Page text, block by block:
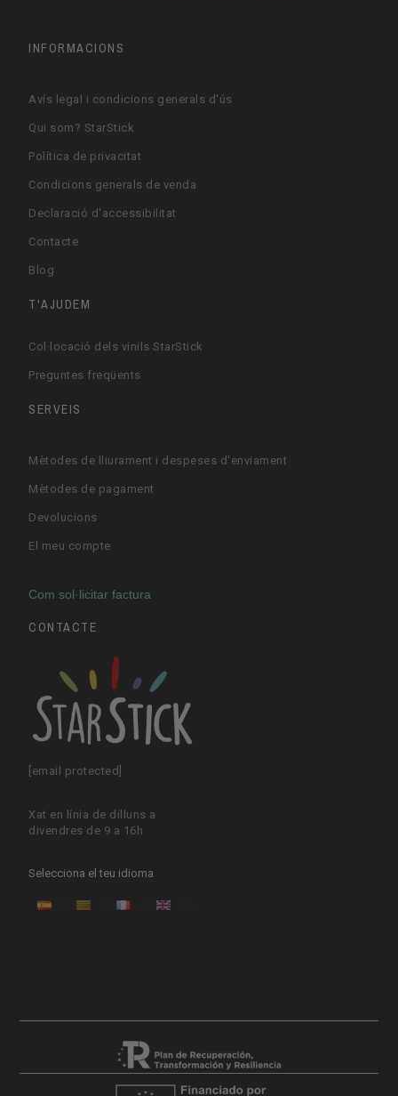
INFORMACIONS
Avís legal i condicions generals d'ús
Qui som? StarStick
Política de privacitat
Condicions generals de venda
Declaració d'accessibilitat
Contacte
Blog
T'AJUDEM
Col·locació dels vinils StarStick
Preguntes freqüents
SERVEIS
Mètodes de lliurament i despeses d'enviament
Mètodes de pagament
Devolucions
El meu compte
Com sol·licitar factura
CONTACTE
[email protected]
Xat en línia de dilluns a
divendres de 9 a 16h
Selecciona el teu idioma
ES CA FR